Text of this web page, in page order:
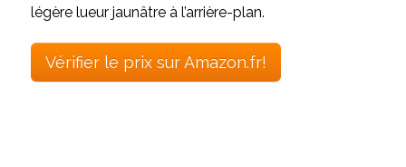
légère lueur jaunâtre à l’arrière-plan.
Vérifier le prix sur Amazon.fr!